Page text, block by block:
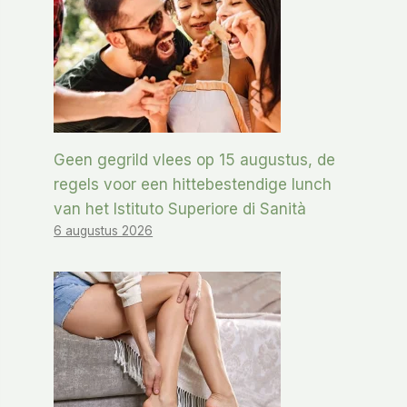
Geen gegrild vlees op 15 augustus, de
regels voor een hittebestendige lunch
van het Istituto Superiore di Sanità
6 augustus 2026